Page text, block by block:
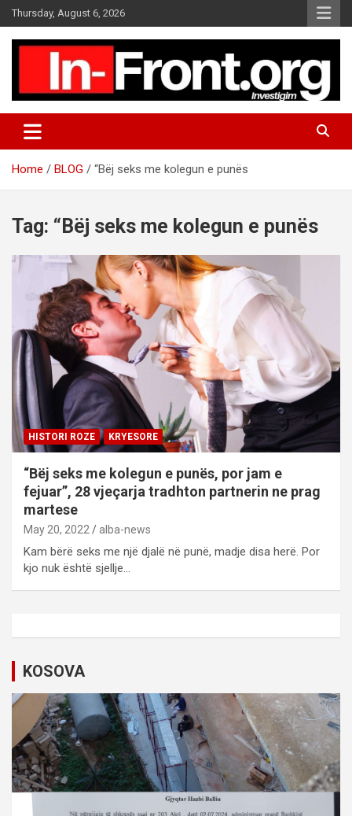
k
n
Thursday, August 6, 2026
Home BLOG “Bëj seks me kolegun e punës
Tag: “Bëj seks me kolegun e punës
HISTORI ROZE KRYESORE
“Bëj seks me kolegun e punës, por jam e
fejuar”, 28 vjeçarja tradhton partnerin ne prag
martese
May 20, 2022 alba-news
Kam bërë seks me një djalë në punë, madje disa herë. Por
kjo nuk është sjellje…
KOSOVA